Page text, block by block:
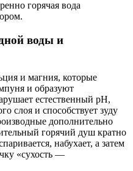
горячая вода
воды и
и магния, которые
и образуют
естественный pH,
слоя и способствует зуду
дополнительно
горячий душ кратно
набухает, а затем
«сухость —